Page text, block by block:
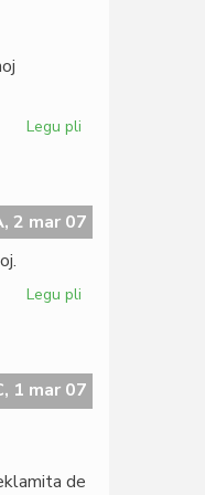
Legu pli
UEA
2 mar 07
Legu pli
la
Esperanta
1 mar 07
de